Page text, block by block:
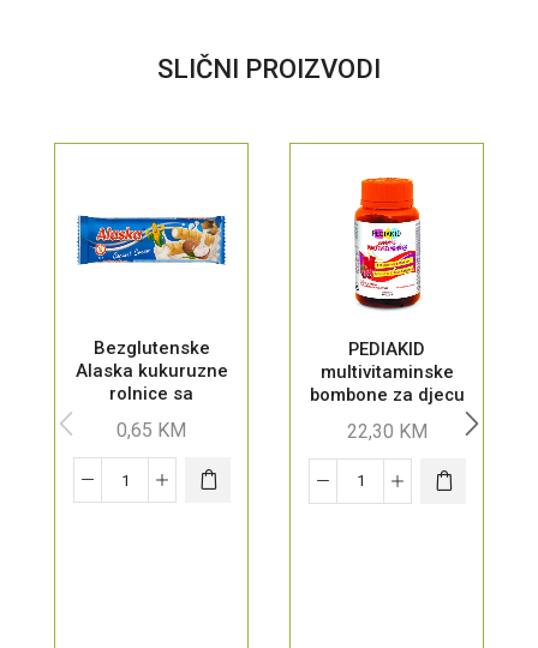
SLIČNI PROIZVODI
Bezglutenske
Alaska kukuruzne
rolnice sa
kokosa
0,65 KM
PEDIAKID
multivitaminske
bombone za djecu
22,30 KM